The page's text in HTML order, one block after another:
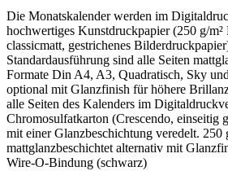
Die Monatskalender werden im
hochwertiges Kunstdruckpapier (250 g/
classicmatt, gestrichenes
Standardausführung sind alle Seiten
Formate Din A4, A3, Quadratisch, Sky
optional mit Glanzfinish für höhere
alle Seiten des Kalenders im
Chromosulfatkarton (Crescendo, einseitig
mit einer Glanzbeschichtung veredelt. 250
mattglanzbeschichtet alternativ mit
Wire-O-Bindung (schwarz)